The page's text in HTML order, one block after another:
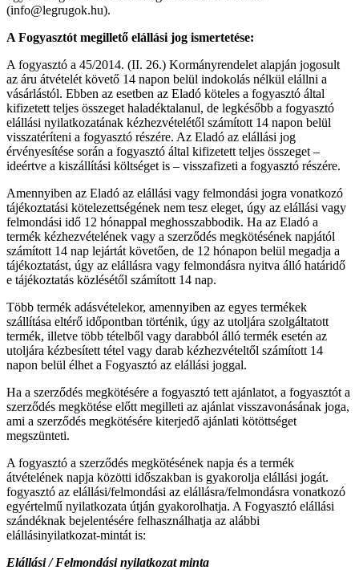
(info@legrugok.hu).
A Fogyasztót megillető elállási jog ismertetése:
A fogyasztó a 45/2014. (II. 26.) Kormányrendelet alapján jogosult
az áru átvételét követő 14 napon belül indokolás nélkül elállni a
vásárlástól. Ebben az esetben az Eladó köteles a fogyasztó által
kifizetett teljes összeget haladéktalanul, de legkésőbb a fogyasztó
elállási nyilatkozatának kézhezvételétől számított 14 napon belül
visszatéríteni a fogyasztó részére. Az Eladó az elállási jog
érvényesítése során a fogyasztó által kifizetett teljes összeget –
ideértve a kiszállítási költséget is – visszafizeti a fogyasztó részére.
Amennyiben az Eladó az elállási vagy felmondási jogra vonatkozó
tájékoztatási kötelezettségének nem tesz eleget, úgy az elállási vagy
felmondási idő 12 hónappal meghosszabbodik. Ha az Eladó a
termék kézhezvételének vagy a szerződés megkötésének napjától
számított 14 nap lejártát követően, de 12 hónapon belül megadja a
tájékoztatást, úgy az elállásra vagy felmondásra nyitva álló határidő
e tájékoztatás közlésétől számított 14 nap.
Több termék adásvételekor, amennyiben az egyes termékek
szállítása eltérő időpontban történik, úgy az utoljára szolgáltatott
termék, illetve több tételből vagy darabból álló termék esetén az
utoljára kézbesített tétel vagy darab kézhezvételtől számított 14
napon belül élhet a Fogyasztó az elállási joggal.
Ha a szerződés megkötésére a fogyasztó tett ajánlatot, a fogyasztót a
szerződés megkötése előtt megilleti az ajánlat visszavonásának joga,
ami a szerződés megkötésére kiterjedő ajánlati kötöttséget
megszünteti.
A fogyasztó a szerződés megkötésének napja és a termék
átvételének napja közötti időszakban is gyakorolja elállási jogát.
fogyasztó az elállási/felmondási az elállásra/felmondásra vonatkozó
egyértelmű nyilatkozata útján gyakorolhatja. A Fogyasztó elállási
szándéknak bejelentésére felhasználhatja az alábbi
elállásinyilatkozat-mintát is:
Elállási / Felmondási nyilatkozat minta